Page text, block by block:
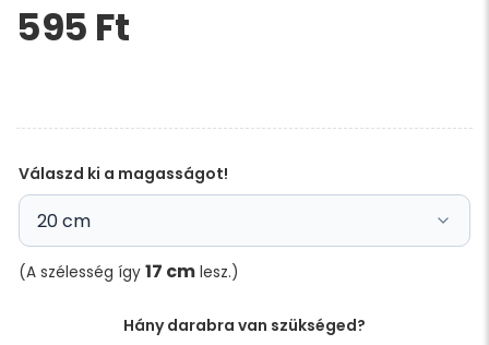
Kérem,
hagyja
595 Ft‎
Válaszd ki a magasságot!
(A szélesség így 17 cm lesz.)
Hány darabra van szükséged?